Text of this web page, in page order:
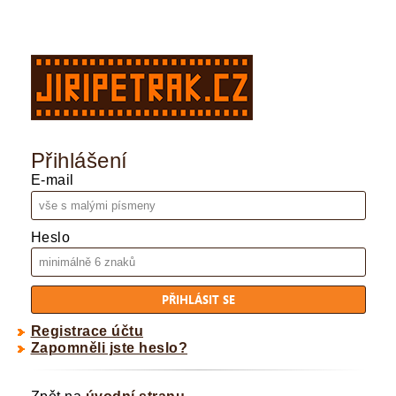
Přihlášení
E-mail
Heslo
Registrace účtu
Zapomněli jste heslo?